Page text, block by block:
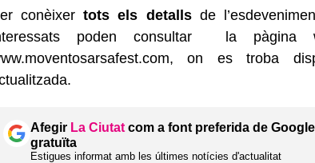
conèixertots els detallsde
poden consultar la
, on es troba
Afegir La Ciutat com a font preferida de
gratuïta
Estigues informat amb les últimes notícies d'actualitat